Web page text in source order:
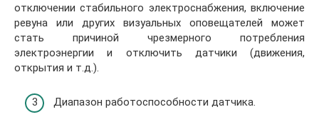
отключении стабильного электроснабжения, включение
ревуна или других визуальных оповещателей может
стать причиной чрезмерного потребления
электроэнергии и отключить датчики (движения,
открытия и т.д.).
Диапазон работоспособности датчика.